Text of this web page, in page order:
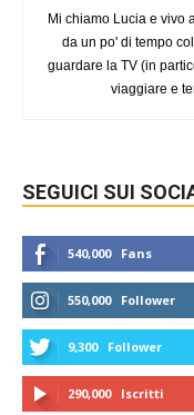
Mi chiamo Lucia e vivo
da un po' di tempo
guardare la TV (in
viaggiare e
SEGUICI SUI
540,000 Fans
550,000 Follower
9,300 Follower
290,000 Iscritti